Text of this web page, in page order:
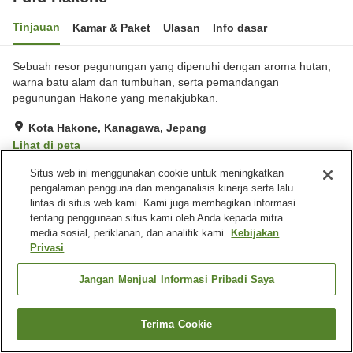
Tinjauan Kamar & Paket Ulasan Info dasar
Sebuah resor pegunungan yang dipenuhi dengan aroma hutan,
warna batu alam dan tumbuhan, serta pemandangan
pegunungan Hakone yang menakjubkan.
Kota Hakone, Kanagawa, Jepang
Lihat di peta
Hebat Ulasan:60
Fasilitas properti
Tempat parkir
Restoran
Bar
Beranda Jepang Kanagawa Kota Hakone Fufu Hakone
Cari kamar
Situs web ini menggunakan cookie untuk meningkatkan
pengalaman pengguna dan menganalisis kinerja serta lalu
lintas di situs web kami. Kami juga membagikan informasi
tentang penggunaan situs kami oleh Anda kepada mitra
media sosial, periklanan, dan analitik kami. Kebijakan
Privasi
Jangan Menjual Informasi Pribadi Saya
Terima Cookie